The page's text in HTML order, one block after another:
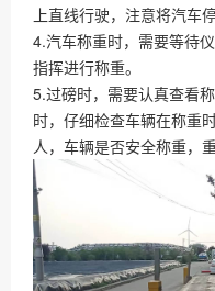
上直线行驶，注意将汽车
4.汽车称重时，需要等待
指挥进行称重。
5.过磅时，需要认真查看
时，仔细检查车辆在称重
人，车辆是否安全称重，